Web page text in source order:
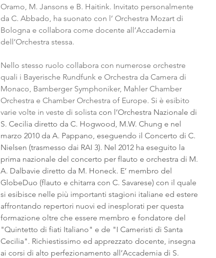
Oramo, M. Jansons e B. Haitink. Invitato personalmente
da C. Abbado, ha suonato con l’ Orchestra Mozart di
Bologna e collabora come docente all’Accademia
dell’Orchestra stessa.
Nello stesso ruolo collabora con numerose orchestre
quali i Bayerische Rundfunk e Orchestra da Camera di
Monaco, Bamberger Symphoniker, Mahler Chamber
Orchestra e Chamber Orchestra of Europe. Si è esibito
varie volte in veste di solista con l’Orchestra Nazionale di
S. Cecilia diretto da C. Hogwood, M.W. Chung e nel
marzo 2010 da A. Pappano, eseguendo il Concerto di C.
Nielsen (trasmesso dai RAI 3). Nel 2012 ha eseguito la
prima nazionale del concerto per flauto e orchestra di M.
A. Dalbavie diretto da M. Honeck. E’ membro del
GlobeDuo (flauto e chitarra con C. Savarese) con il quale
si esibisce nelle più importanti stagioni italiane ed estere
affrontando repertori nuovi ed inesplorati per questa
formazione oltre che essere membro e fondatore del
"Quintetto di fiati Italiano" e de "I Cameristi di Santa
Cecilia". Richiestissimo ed apprezzato docente, insegna
ai corsi di alto perfezionamento all’Accademia di S.